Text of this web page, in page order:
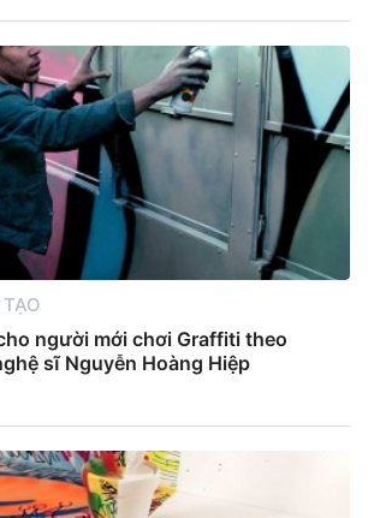
người mới chơi Graffiti theo
sĩ Nguyễn Hoàng Hiệp